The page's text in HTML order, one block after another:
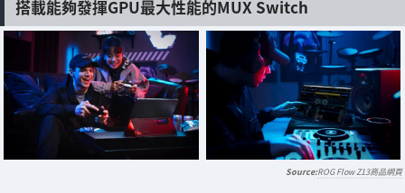
搭載能夠發揮GPU最大性能的MUX Switch
ROG Flow Z13商品網頁